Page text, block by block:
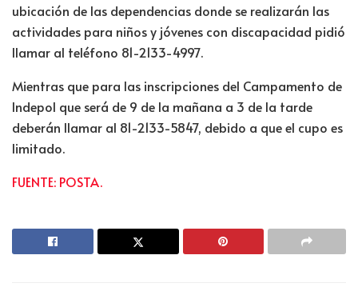
ubicación de las dependencias donde se realizarán las
actividades para niños y jóvenes con discapacidad pidió
llamar al teléfono 81-2133-4997.
Mientras que para las inscripciones del Campamento de
Indepol que será de 9 de la mañana a 3 de la tarde
deberán llamar al 81-2133-5847, debido a que el cupo es
limitado.
FUENTE: POSTA.